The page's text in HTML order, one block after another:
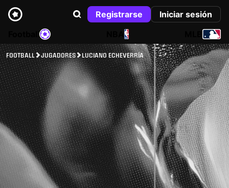
Registrarse
Iniciar sesión
NBA
FOOTBALL JUGADORES LUCIANO ECHEVERRÍA